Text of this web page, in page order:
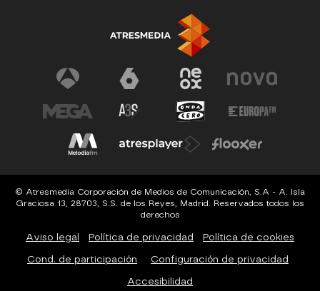
© Atresmedia Corporación de Medios de Comunicación, S.A - A. Isla
Graciosa 13, 28703, S.S. de los Reyes, Madrid. Reservados todos los
derechos
Aviso legal Política de privacidad Política de cookies
Cond. de participación Configuración de privacidad
Accesibilidad